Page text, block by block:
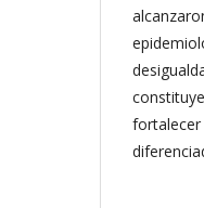
fortalecer